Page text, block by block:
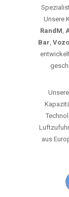
Unsere
RandM,
Bar, Vozol
aus